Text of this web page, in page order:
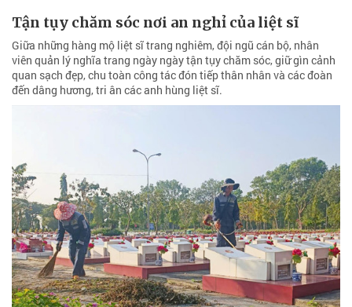
Tận tụy chăm sóc nơi an nghỉ của liệt sĩ
Giữa những hàng mộ liệt sĩ trang nghiêm, đội ngũ cán bộ, nhân
viên quản lý nghĩa trang ngày ngày tận tụy chăm sóc, giữ gìn cảnh
quan sạch đẹp, chu toàn công tác đón tiếp thân nhân và các đoàn
đến dâng hương, tri ân các anh hùng liệt sĩ.